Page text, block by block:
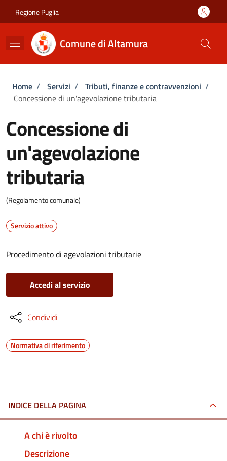
Regione Puglia
Comune di Altamura
Briciole di pane
Home / Servizi / Tributi, finanze e contravvenzioni /
Concessione di un'agevolazione tributaria
Concessione di
un'agevolazione
tributaria
(Regolamento comunale)
Servizio attivo
Procedimento di agevolazioni tributarie
Accedi al servizio
Condividi
Normativa di riferimento
INDICE DELLA PAGINA
A chi è rivolto
Descrizione